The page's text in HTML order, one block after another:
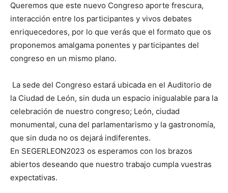
Queremos que este nuevo Congreso aporte frescura,
interacción entre los participantes y vivos debates
enriquecedores, por lo que verás que el formato que os
proponemos amalgama ponentes y participantes del
congreso en un mismo plano.
La sede del Congreso estará ubicada en el Auditorio de
la Ciudad de León, sin duda un espacio inigualable para la
celebración de nuestro congreso; León, ciudad
monumental, cuna del parlamentarismo y la gastronomía,
que sin duda no os dejará indiferentes.
En SEGERLEON2023 os esperamos con los brazos
abiertos deseando que nuestro trabajo cumpla vuestras
expectativas.